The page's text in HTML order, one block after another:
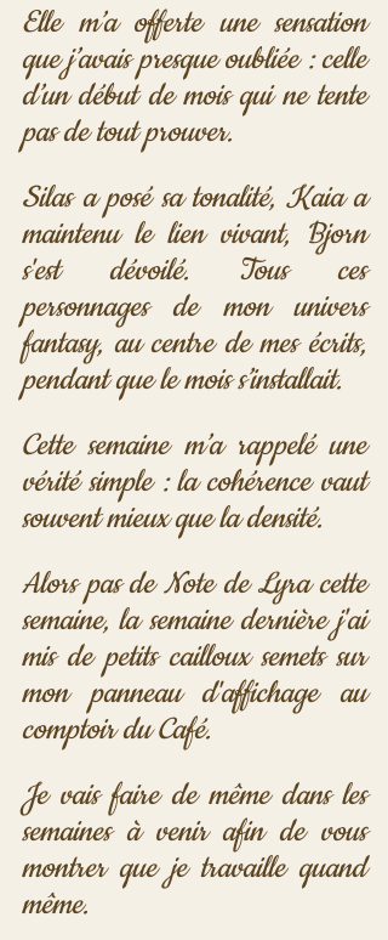
Elle m’a offerte une sensation
que j’avais presque oubliée : celle
d’un début de mois qui ne tente
pas de tout prouver.
Silas a posé sa tonalité, Kaia a
maintenu le lien vivant, Bjorn
s'est dévoilé. Tous ces
personnages de mon univers
fantasy, au centre de mes écrits,
pendant que le mois s’installait.
Cette semaine m’a rappelé une
vérité simple : la cohérence vaut
souvent mieux que la densité.
Alors pas de Note de Lyra cette
semaine, la semaine dernière j'ai
mis de petits cailloux semets sur
mon panneau d'affichage au
comptoir du Café.
Je vais faire de même dans les
semaines à venir afin de vous
montrer que je travaille quand
même.